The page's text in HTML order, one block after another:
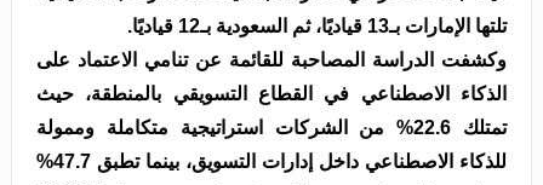
تلتها الإمارات بـ13 قياديًا، ثم السعودية بـ12 قياديًا.
وكشفت الدراسة المصاحبة للقائمة عن تنامي الاعتماد على
الذكاء الاصطناعي في القطاع التسويقي بالمنطقة، حيث
تمتلك 22.6% من الشركات استراتيجية متكاملة وممولة
للذكاء الاصطناعي داخل إدارات التسويق، بينما تطبق 47.7%